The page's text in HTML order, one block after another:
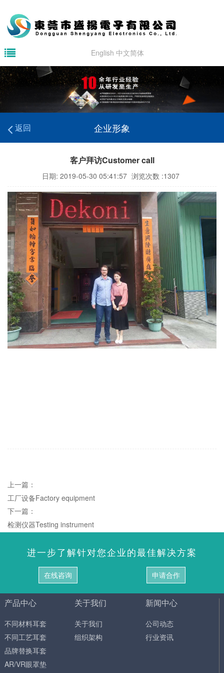
English 中文简体
返回 企业形象
客户拜访Customer call
日期: 2019-05-30 05:41:57 浏览次数 :1307
上一篇：
工厂设备Factory equipment
下一篇：
检测仪器Testing instrument
进一步了解针对您企业的最佳解决方案
在线咨询 申请合作
产品中心
不同材料耳套
不同工艺耳套
品牌替换耳套
AR/VR眼罩垫
关于我们
关于我们
组织架构
新闻中心
公司动态
行业资讯